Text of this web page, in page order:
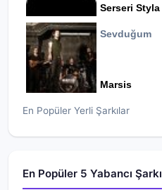
Serseri Styla
Sevduğum
Marsis
En Popüler Yerli Şarkılar
En Popüler 5 Yabancı Şarkı